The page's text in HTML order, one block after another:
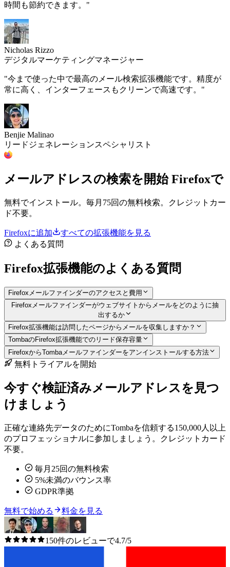
時間も節約できます。"
Nicholas Rizzo
デジタルマーケティングマネージャー
"今まで使った中で最高のメール検索拡張機能です。精度が
常に高く、インターフェースもクリーンで高速です。"
Benjie Malinao
リードジェネレーションスペシャリスト
メールアドレスの検索を開始Firefoxで
無料でインストール。毎月75回の無料検索。クレジットカー
ド不要。
Firefoxに追加
すべての拡張機能を見る
よくある質問
Firefox拡張機能のよくある質問
Firefoxメールファインダーのアクセスと費用
Firefoxメールファインダーがウェブサイトからメールをどのように抽
出するか
Firefox拡張機能は訪問したページからメールを収集しますか？
TombaのFirefox拡張機能でのリード保存容量
FirefoxからTombaメールファインダーをアンインストールする方法
無料トライアルを開始
今すぐ検証済みメールアドレスを見つ
けましょう
正確な連絡先データのためにTombaを信頼する150,000人以上
のプロフェッショナルに参加しましょう。クレジットカード
不要。
毎月25回の無料検索
5%未満のバウンス率
GDPR準拠
無料で始める 料金を見る
150件のレビューで4.7/5